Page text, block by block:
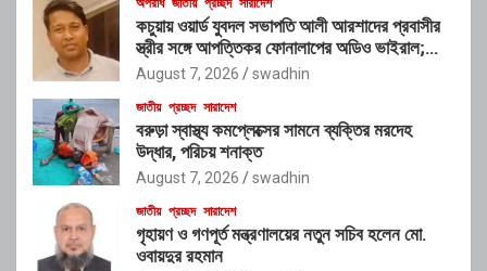
কচুয়ায় ওয়ার্ড যুবদল সভাপতি আলী আরশাদের প্রবাসীর
স্ত্রীর সঙ্গে আপত্তিকর ফোনালাপের অডিও ভাইরাল;
শাস্তির দাবি এলাকাবাসীর
August 7, 2026 swadhin
জাতীয় প্রচ্ছদ সারাদেশ
বরুড়া স্বাস্থ্য কমপ্লেক্সের সামনে ব্যক্তির মরদেহ
উদ্ধার, পরিচয় শনাক্ত
August 7, 2026 swadhin
জাতীয় প্রচ্ছদ সারাদেশ
গৃহায়ণ ও গণপূর্ত মন্ত্রণালয়ের নতুন সচিব হলেন মো.
ওবায়দুর রহমান